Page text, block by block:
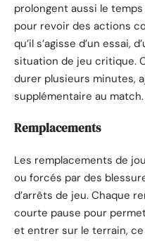
prolongent aussi le
pour revoir des actions
qu’il s’agisse d’un essai,
situation de jeu critique.
durer plusieurs minutes,
supplémentaire au match.
Remplacements
Les remplacements de
ou forcés par des
d’arrêts de jeu. Chaque
courte pause pour
et entrer sur le terrain, ce